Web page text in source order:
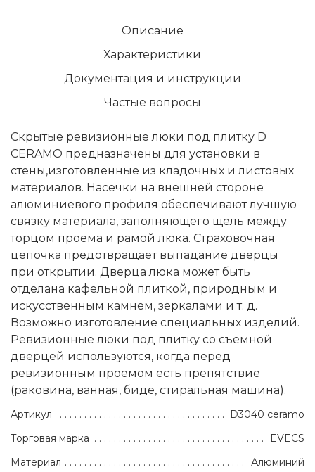
Описание
Характеристики
Документация и инструкции
Частые вопросы
Скрытые ревизионные люки под плитку D
CERAMO предназначены для установки в
стены,изготовленные из кладочных и листовых
материалов. Насечки на внешней стороне
алюминиевого профиля обеспечивают лучшую
связку материала, заполняющего щель между
торцом проема и рамой люка. Cтраховочная
цепочка предотвращает выпадaние дверцы
при открытии. Дверца люка может быть
отделана кафельной плиткой, природным и
искусственным камнем, зеркалами и т. д.
Возможно изготовление специальных изделий.
Ревизионные люки под плитку со съемной
дверцей используются, когда перед
ревизионным проемом есть препятствие
(раковина, ванная, биде, стиральная машина).
Артикул
D3040 ceramo
Торговая марка
EVECS
Материал
Алюминий